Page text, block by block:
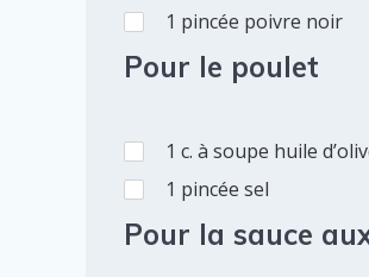
1 pincée poivre noir
Pour le poulet
1 c. à soupe huile
1 pincée sel
Pour la sauce